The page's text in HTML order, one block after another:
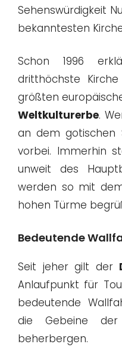
Sehenswürdigkeit
bekanntesten
Schon 1996
dritthöchste
größten
Weltkulturerbe.
an dem gotischen
vorbei. Immerhin
unweit des
werden so mit
hohen Türme
Bedeutende
Seit jeher gilt der
Anlaufpunkt für
bedeutende
die Gebeine der
beherbergen.